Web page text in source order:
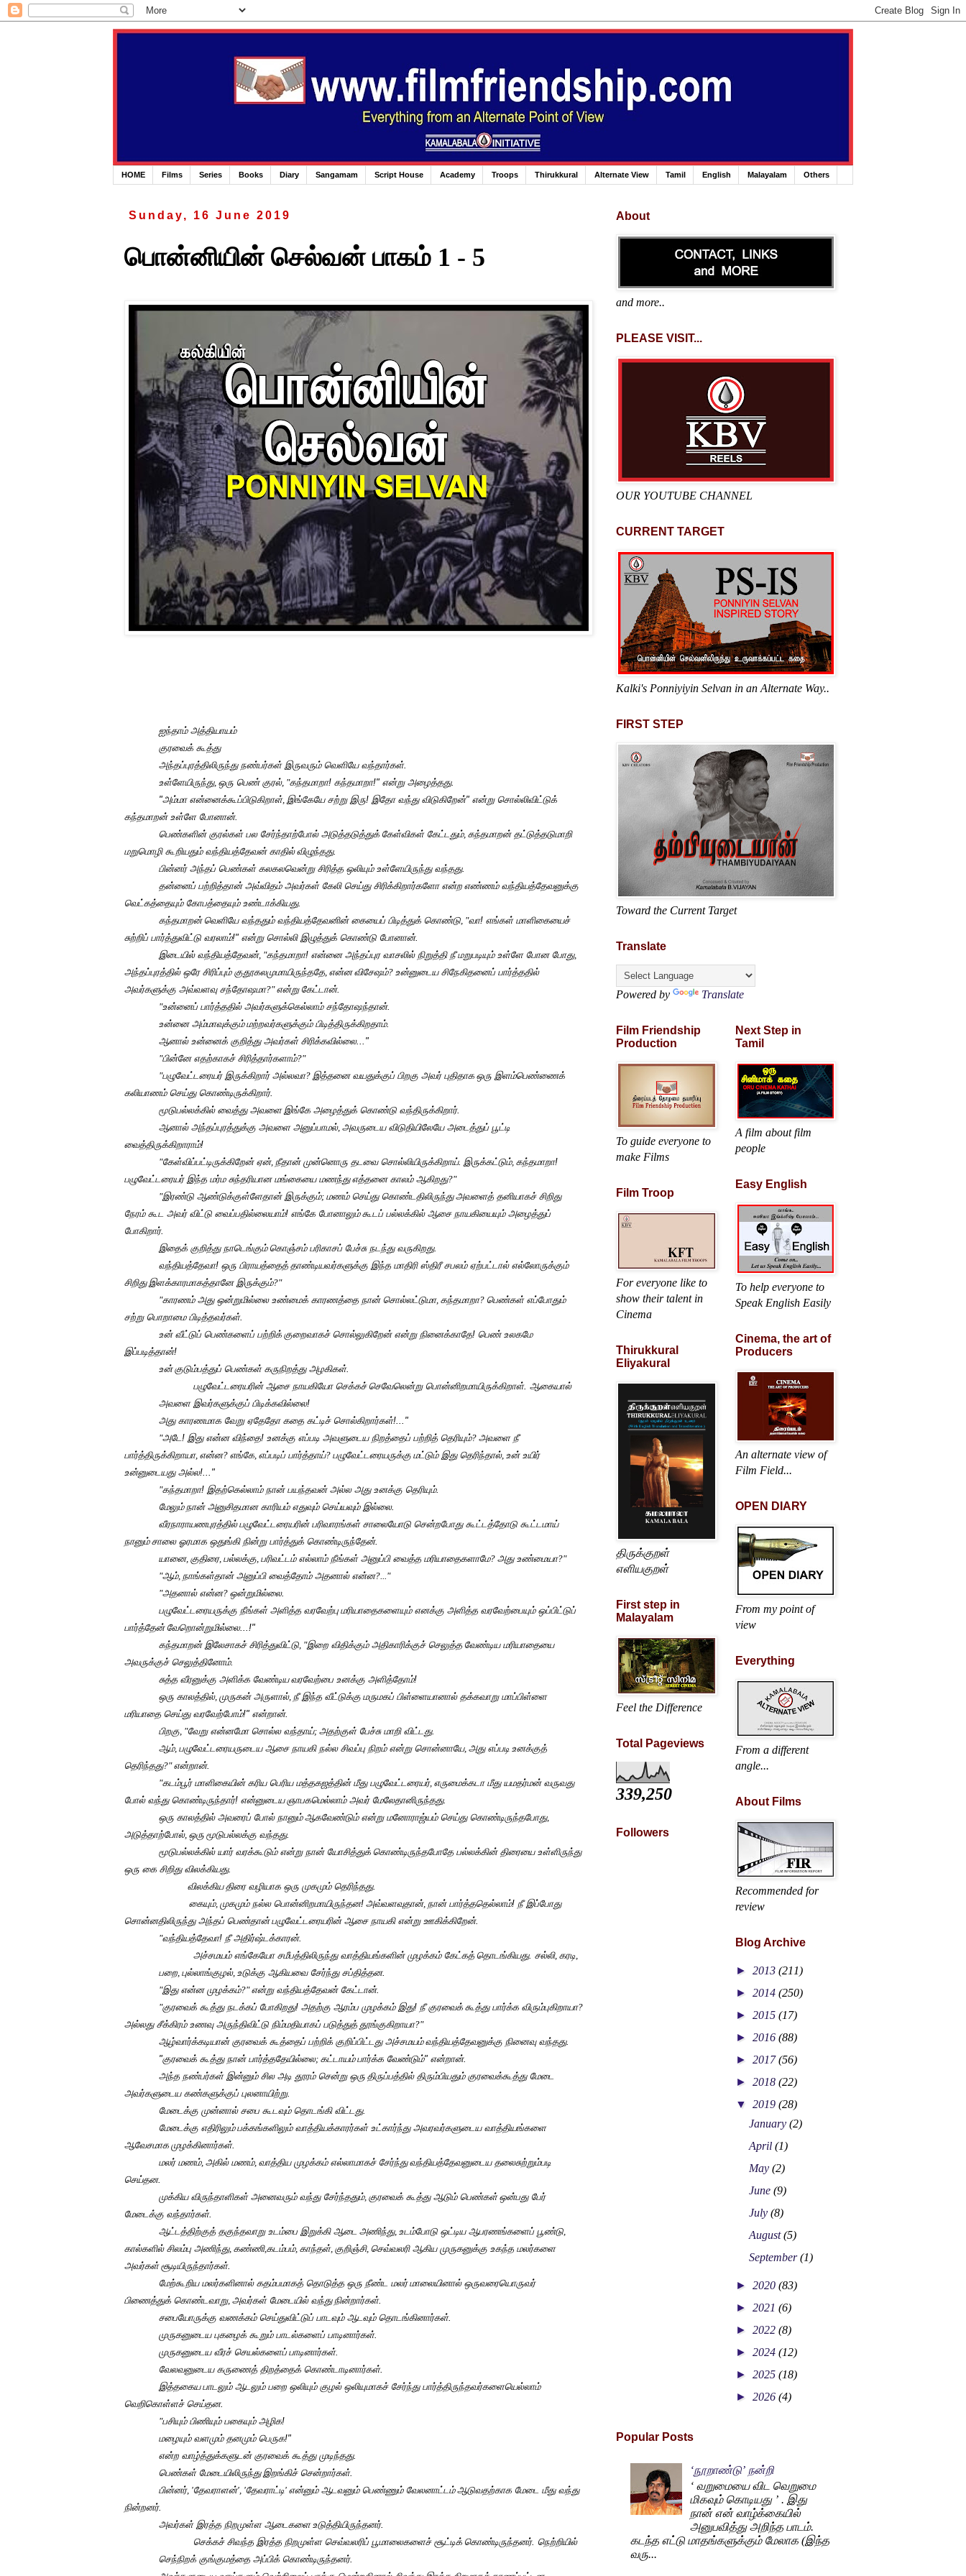
HOME Films Series Books Diary Sangamam Script House Academy Troops Thirukkural Alternate View Tamil English Malayalam Others
Sunday, 16 June 2019
பொன்னியின் செல்வன் பாகம் 1 - 5
ஐந்தாம் அத்தியாயம்
குரவைக் கூத்து
அந்தப்புரத்திலிருந்து நண்பர்கள் இருவரும் வெளியே வந்தார்கள்.
உள்ளேயிருந்து, ஒரு பெண் குரல், "கந்தமாறா! கந்தமாறா!" என்று அழைத்தது.
"அம்மா என்னைக்கூப்பிடுகிறாள், இங்கேயே சற்று இரு! இதோ வந்து விடுகிறேன்" என்று சொல்லிவிட்டுக்
கந்தமாறன் உள்ளே போனான்.
பெண்களின் குரல்கள் பல சேர்ந்தாற்போல் அடுத்தடுத்துக் கேள்விகள் கேட்டதும், கந்தமாறன் தட்டுத்தடுமாறி
மறுமொழி கூறியதும் வந்தியத்தேவன் காதில் விழுந்தது.
பின்னர் அந்தப் பெண்கள் கலகலவென்று சிரித்த ஒலியும் உள்ளேயிருந்து வந்தது.
தன்னைப் பற்றித்தான் அவ்விதம் அவர்கள் கேலி செய்து சிரிக்கிறார்களோ என்ற எண்ணம் வந்தியத்தேவனுக்கு
வெட்கத்தையும் கோபத்தையும் உண்டாக்கியது.
கந்தமாறன் வெளியே வந்ததும் வந்தியத்தேவனின் கையைப் பிடித்துக் கொண்டு, "வா! எங்கள் மாளிகையைச்
சுற்றிப் பார்த்துவிட்டு வரலாம்!" என்று சொல்லி இழுத்துக் கொண்டு போனான்.
இடையில் வந்தியத்தேவன், "கந்தமாறா! என்னை அந்தப்புர வாசலில் நிறுத்தி நீ மறுபடியும் உள்ளே போன போது,
அந்தப்புரத்தில் ஒரே சிரிப்பும் குதூகலமுமாயிருந்ததே, என்ன விசேஷம்? உன்னுடைய சிநேகிதனைப் பார்த்ததில்
அவர்களுக்கு அவ்வளவு சந்தோஷமா?"என்று கேட்டான்.
"உன்னைப் பார்த்ததில் அவர்களுக்கெல்லாம் சந்தோஷந்தான்.
உன்னை அம்மாவுக்கும் மற்றவர்களுக்கும் பிடித்திருக்கிறதாம்.
ஆனால் உன்னைக் குறித்து அவர்கள் சிரிக்கவில்லை..."
"பின்னே எதற்காகச் சிரித்தார்களாம்?"
"பழுவேட்டரையர் இருக்கிறார் அல்லவா? இத்தனை வயதுக்குப் பிறகு அவர் புதிதாக ஒரு இளம்பெண்ணைக்
கலியாணம் செய்து கொண்டிருக்கிறார்.
மூடுபல்லக்கில் வைத்து அவளை இங்கே அழைத்துக் கொண்டு வந்திருக்கிறார்.
ஆனால் அந்தப்புரத்துக்கு அவளை அனுப்பாமல், அவருடைய விடுதியிலேயே அடைத்துப் பூட்டி
வைத்திருக்கிறாராம்!
"கேள்விப்பட்டிருக்கிறேன் ஏன், நீதான் முன்னொரு தடவை சொல்லியிருக்கிறாய். இருக்கட்டும், கந்தமாறா!
பழுவேட்டரையர் இந்த மர்ம சுந்தரியான மங்கையை மணந்து எத்தனை காலம் ஆகிறது?"
"இரண்டு ஆண்டுக்குள்ளேதான் இருக்கும்; மணம் செய்து கொண்டதிலிருந்து அவளைத் தனியாகச் சிறிது
நேரம் கூட அவர் விட்டு வைப்பதில்லையாம்! எங்கே போனாலும் கூடப் பல்லக்கில் ஆசை நாயகியையும் அழைத்துப்
போகிறார்.
இதைக் குறித்து நாடெங்கும் கொஞ்சம் பரிகாசப் பேச்சு நடந்து வருகிறது.
வந்தியத்தேவா! ஒரு பிராயத்தைத் தாண்டியவர்களுக்கு இந்த மாதிரி ஸ்திரீ சபலம் ஏற்பட்டால் எல்லோருக்கும்
சிறிது இளக்காரமாகத்தானே இருக்கும்?"
"காரணம் அது ஒன்றுமில்லை உண்மைக் காரணத்தை நான் சொல்லட்டுமா, கந்தமாறா? பெண்கள் எப்போதும்
சற்று பொறாமை பிடித்தவர்கள்.
உன் வீட்டுப் பெண்களைப் பற்றிக் குறைவாகச் சொல்லுகிறேன் என்று நினைக்காதே! பெண் உலகமே
இப்படித்தான்!
உன் குடும்பத்துப் பெண்கள் கருநிறத்து அழகிகள்.
பழுவேட்டரையரின் ஆசை நாயகியோ செக்கச் செவேலென்று பொன்னிறமாயிருக்கிறாள். ஆகையால்
அவளை இவர்களுக்குப் பிடிக்கவில்லை!
அது காரணமாக வேறு ஏதேதோ கதை கட்டிச் சொல்கிறார்கள்!..."
"அடே! இது என்ன விந்தை! உனக்கு எப்படி அவளுடைய நிறத்தைப் பற்றித் தெரியும்? அவளை நீ
பார்த்திருக்கிறாயா, என்ன? எங்கே, எப்படிப் பார்த்தாய்? பழுவேட்டரையருக்கு மட்டும் இது தெரிந்தால், உன் உயிர்
உன்னுடையது அல்ல!..."
"கந்தமாறா! இதற்கெல்லாம் நான் பயந்தவன் அல்ல அது உனக்கு தெரியும்.
மேலும் நான் அனுசிதமான காரியம் எதுவும் செய்யவும் இல்லை.
வீரநாராயணபுரத்தில் பழுவேட்டரையரின் பரிவாரங்கள் சாலையோடு சென்றபோது கூட்டத்தோடு கூட்டமாய்
நானும் சாலை ஓரமாக ஒதுங்கி நின்று பார்த்துக் கொண்டிருந்தேன்.
யானை, குதிரை, பல்லக்கு, பரிவட்டம் எல்லாம் நீங்கள் அனுப்பி வைத்த மரியாதைகளாமே? அது உண்மையா?"
"ஆம், நாங்கள்தான் அனுப்பி வைத்தோம் அதனால் என்ன?..."
"அதனால் என்ன? ஒன்றுமில்லை.
பழுவேட்டரையருக்கு நீங்கள் அளித்த வரவேற்பு மரியாதைகளையும் எனக்கு அளித்த வரவேற்பையும் ஒப்பிட்டுப்
பார்த்தேன் வேறொன்றுமில்லை...!"
கந்தமாறன் இலேசாகச் சிரித்துவிட்டு, "இறை விதிக்கும் அதிகாரிக்குச் செலுத்த வேண்டிய மரியாதையை
அவருக்குச் செலுத்தினோம்.
சுத்த வீரனுக்கு அளிக்க வேண்டிய வரவேற்பை உனக்கு அளித்தோம்!
ஒரு காலத்தில், முருகன் அருளால், நீ இந்த வீட்டுக்கு மருமகப் பிள்ளையானால் தக்கவாறு மாப்பிள்ளை
மரியாதை செய்து வரவேற்போம்!" என்றான்.
பிறகு, "வேறு என்னமோ சொல்ல வந்தாய்; அதற்குள் பேச்சு மாறி விட்டது.
ஆம், பழுவேட்டரையருடைய ஆசை நாயகி நல்ல சிவப்பு நிறம் என்று சொன்னாயே, அது எப்படி உனக்குத்
தெரிந்தது?"என்றான்.
"கடம்பூர் மாளிகையின் கரிய பெரிய மத்தகஜத்தின் மீது பழுவேட்டரையர், எருமைக்கடா மீது யமதர்மன் வருவது
போல் வந்து கொண்டிருந்தார்! என்னுடைய ஞாபகமெல்லாம் அவர் மேலேதானிருந்தது.
ஒரு காலத்தில் அவரைப் போல் நானும் ஆகவேண்டும் என்று மனோராஜ்யம் செய்து கொண்டிருந்தபோது,
அடுத்தாற்போல், ஒரு மூடுபல்லக்கு வந்தது.
மூடுபல்லக்கில் யார் வரக்கூடும் என்று நான் யோசித்துக் கொண்டிருந்தபோதே பல்லக்கின் திரையை உள்ளிருந்து
ஒரு கை சிறிது விலக்கியது.
விலக்கிய திரை வழியாக ஒரு முகமும் தெரிந்தது.
கையும், முகமும் நல்ல பொன்னிறமாயிருந்தன! அவ்வளவுதான், நான் பார்த்ததெல்லாம்! நீ இப்போது
சொன்னதிலிருந்து அந்தப் பெண்தான் பழுவேட்டரையரின் ஆசை நாயகி என்று ஊகிக்கிறேன்.
"வந்தியத்தேவா! நீ அதிர்ஷ்டக்காரன்.
அச்சமயம் எங்கேயோ சமீபத்திலிருந்து வாத்தியங்களின் முழக்கம் கேட்கத் தொடங்கியது. சல்லி, கரடி,
பறை, புல்லாங்குழல், உடுக்கு ஆகியவை சேர்ந்து சப்தித்தன.
"இது என்ன முழக்கம்?"என்று வந்தியத்தேவன் கேட்டான்.
"குரவைக் கூத்து நடக்கப் போகிறது! அதற்கு ஆரம்ப முழக்கம் இது! நீ குரவைக் கூத்து பார்க்க விரும்புகிறாயா?
அல்லது சீக்கிரம் உணவு அருந்திவிட்டு நிம்மதியாகப் படுத்துத் தூங்குகிறாயா?"
ஆழ்வார்க்கடியான் குரவைக் கூத்தைப் பற்றிக் குறிப்பிட்டது அச்சமயம் வந்தியத்தேவனுக்கு நினைவு வந்தது.
"குரவைக் கூத்து நான் பார்த்ததேயில்லை; கட்டாயம் பார்க்க வேண்டும்" என்றான்.
அந்த நண்பர்கள் இன்னும் சில அடி தூரம் சென்று ஒரு திருப்பத்தில் திரும்பியதும் குரவைக்கூத்து மேடை
அவர்களுடைய கண்களுக்குப் புலனாயிற்று.
மேடைக்கு முன்னால் சபை கூடவும் தொடங்கி விட்டது.
மேடைக்கு எதிரிலும் பக்கங்களிலும் வாத்தியக்காரர்கள் உட்கார்ந்து அவரவர்களுடைய வாத்தியங்களை
ஆவேசமாக முழக்கினார்கள்.
மலர் மணம், அகில் மணம், வாத்திய முழக்கம் எல்லாமாகச் சேர்ந்து வந்தியத்தேவனுடைய தலைசுற்றும்படி
செய்தன.
முக்கிய விருந்தாளிகள் அனைவரும் வந்து சேர்ந்ததும், குரவைக் கூத்து ஆடும் பெண்கள் ஒன்பது பேர்
மேடைக்கு வந்தார்கள்.
ஆட்டத்திற்குத் தகுந்தவாறு உடம்பை இறுக்கி ஆடை அணிந்து, உடம்போடு ஒட்டிய ஆபரணங்களைப் பூண்டு,
கால்களில் சிலம்பு அணிந்து, கண்ணி,கடம்பம், காந்தள், குறிஞ்சி, செவ்வலரி ஆகிய முருகனுக்கு உகந்த மலர்களை
அவர்கள் சூடியிருந்தார்கள்.
மேற்கூறிய மலர்களினால் கதம்பமாகத் தொடுத்த ஒரு நீண்ட மலர் மாலையினால் ஒருவரையொருவர்
பிணைத்துக் கொண்டவாறு, அவர்கள் மேடையில் வந்து நின்றார்கள்.
சபையோருக்கு வணக்கம் செய்துவிட்டுப் பாடவும் ஆடவும் தொடங்கினார்கள்.
முருகனுடைய புகழைக் கூறும் பாடல்களைப் பாடினார்கள்.
முருகனுடைய வீரச் செயல்களைப் பாடினார்கள்.
வேலவனுடைய கருணைத் திறத்தைக் கொண்டாடினார்கள்.
இத்தகைய பாடலும் ஆடலும் பறை ஒலியும் குழல் ஒலியுமாகச் சேர்ந்து பார்த்திருந்தவர்களையெல்லாம்
வெறிகொள்ளச் செய்தன.
"பசியும் பிணியும் பகையும் அழிக!
மழையும் வளமும் தனமும் பெருக!"
என்ற வாழ்த்துக்களுடன் குரவைக் கூத்து முடிந்தது.
பெண்கள் மேடையிலிருந்து இறங்கிச் சென்றார்கள்.
பின்னர், 'தேவராளன்', 'தேவராட்டி' என்னும் ஆடவனும் பெண்ணும் வேலனாட்டம் ஆடுவதற்காக மேடை மீது வந்து
நின்றனர்.
அவர்கள் இரத்த நிறமுள்ள ஆடைகளை உடுத்தியிருந்தனர்.
செக்கச் சிவந்த இரத்த நிறமுள்ள செவ்வலரிப் பூமாலைகளைச் சூட்டிக் கொண்டிருந்தனர். நெற்றியில்
செந்நிறக் குங்குமத்தை அப்பிக் கொண்டிருந்தனர்.
About
and more..
PLEASE VISIT...
OUR YOUTUBE CHANNEL
CURRENT TARGET
Kalki's Ponniyiyin Selvan in an Alternate Way..
FIRST STEP
Toward the Current Target
Translate
Powered by Translate
Film Friendship
Production
To guide everyone to
make Films
Film Troop
For everyone like to
show their talent in
Cinema
Thirukkural
Eliyakural
திருக்குறள்
எளியகுறள்
First step in
Malayalam
Feel the Difference
Total Pageviews
339,250
Followers
Next Step in
Tamil
A film about film
people
Easy English
To help everyone to
Speak English Easily
Cinema, the art of
Producers
An alternate view of
Film Field...
OPEN DIARY
From my point of
view
Everything
From a different
angle...
About Films
Recommended for
review
Blog Archive
► 2013 (211)
► 2014 (250)
► 2015 (17)
► 2016 (88)
► 2017(56)
► 2018 (22)
▼ 2019 (28)
January(2)
April(1)
May(2)
June(9)
July(8)
August(5)
September(1)
► 2020 (83)
► 2021 (6)
► 2022 (8)
► 2024 (12)
► 2025 (18)
► 2026 (4)
Popular Posts
‘நூறாண்டு’ நன்றி
‘ வறுமையை விட வெறுமை
மிகவும் கொடியது ’ . இது
நான் என் வாழ்க்கையில்
அனுபவித்து அறிந்த பாடம்.
கடந்த எட்டு மாதங்களுக்கும் மேலாக (இந்த
வரு...